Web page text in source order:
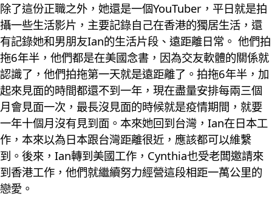
除了這份正職之外，她還是一個YouTuber，平日就是拍
攝一些生活影片，主要記錄自己在香港的獨居生活，還
有記錄她和男朋友Ian的生活片段、遠距離日常。 他們拍
拖6年半，他們都是在美國念書，因為交友軟體的關係就
認識了，他們拍拖第一天就是遠距離了。拍拖6年半，加
起來見面的時間都還不到一年，現在盡量安排每兩三個
月會見面一次，最長沒見面的時候就是疫情期間，就要
一年十個月沒有見到面。本來她回到台灣，Ian在日本工
作，本來以為日本跟台灣距離很近，應該都可以維繫
到。後來，Ian轉到美國工作，Cynthia也受老闆邀請來
到香港工作，他們就繼續努力經營這段相距一萬公里的
戀愛。